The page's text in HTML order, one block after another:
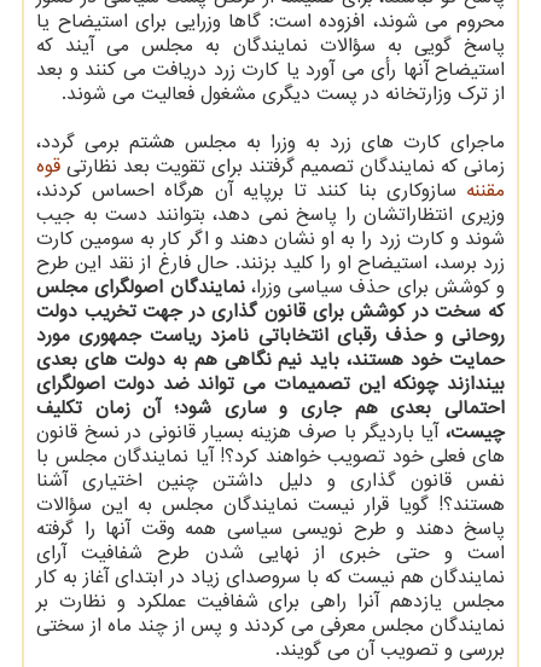
محروم می شوند، افزوده است: گاها وزرایی برای استیضاح یا
پاسخ گویی به سؤالات نمایندگان به مجلس می آیند که
استیضاح آنها رأی می آورد یا کارت زرد دریافت می کنند و بعد
از ترک وزارتخانه در پست دیگری مشغول فعالیت می شوند.
ماجرای کارت های زرد به وزرا به مجلس هشتم برمی گردد،
زمانی که نمایندگان تصمیم گرفتند برای تقویت بعد نظارتی قوه
مقننه سازوکاری بنا کنند تا برپایه آن هرگاه احساس کردند،
وزیری انتظاراتشان را پاسخ نمی دهد، بتوانند دست به جیب
شوند و کارت زرد را به او نشان دهند و اگر کار به سومین کارت
زرد برسد، استیضاح او را کلید بزنند. حال فارغ از نقد این طرح
و کوشش برای حذف سیاسی وزرا،نمایندگان اصولگرای مجلس
که سخت در کوشش برای قانون گذاری در جهت تخریب دولت
روحانی و حذف رقبای انتخاباتی نامزد ریاست جمهوری مورد
حمایت خود هستند، باید نیم نگاهی هم به دولت های بعدی
بیندازند چونکه این تصمیمات می تواند ضد دولت اصولگرای
احتمالی بعدی هم جاری و ساری شود؛ آن زمان تکلیف
چیست،آیا باردیگر با صرف هزینه بسیار قانونی در نسخ قانون
های فعلی خود تصویب خواهند کرد؟! آیا نمایندگان مجلس با
نفس قانون گذاری و دلیل داشتن چنین اختیاری آشنا
هستند؟! گویا قرار نیست نمایندگان مجلس به این سؤالات
پاسخ دهند و طرح نویسی سیاسی همه وقت آنها را گرفته
است و حتی خبری از نهایی شدن طرح شفافیت آرای
نمایندگان هم نیست که با سروصدای زیاد در ابتدای آغاز به کار
مجلس یازدهم آنرا راهی برای شفافیت عملکرد و نظارت بر
نمایندگان مجلس معرفی می کردند و پس از چند ماه از سختی
بررسی و تصویب آن می گویند.